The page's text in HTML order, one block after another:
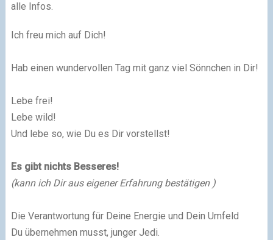
alle Infos.
Ich freu mich auf Dich!
Hab einen wundervollen Tag mit ganz viel Sönnchen in Dir!
Lebe frei!
Lebe wild!
Und lebe so, wie Du es Dir vorstellst!
Es gibt nichts Besseres!
(kann ich Dir aus eigener Erfahrung bestätigen )
Die Verantwortung für Deine Energie und Dein Umfeld
Du übernehmen musst, junger Jedi.